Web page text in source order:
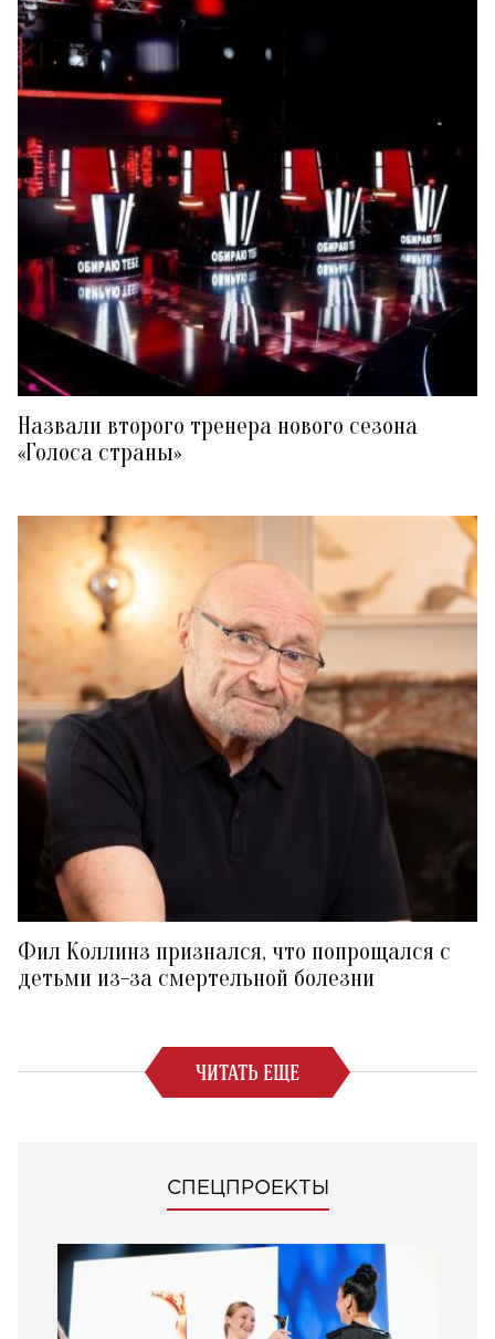
Назвали второго тренера нового сезона
«Голоса страны»
Фил Коллинз признался, что попрощался с
детьми из-за смертельной болезни
ЧИТАТЬ ЕЩЕ
СПЕЦПРОЕКТЫ